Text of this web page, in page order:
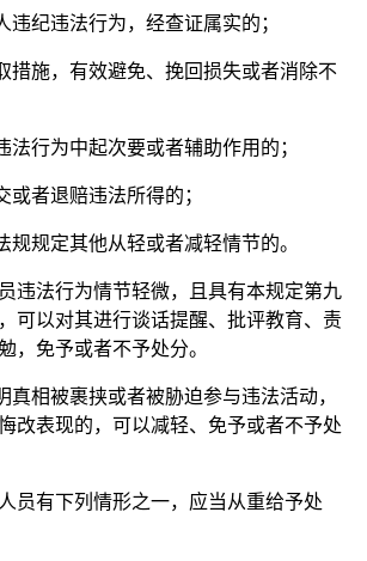
纪违法行为，经查证属实的；
施，有效避免、挽回损失或者消除不
行为中起次要或者辅助作用的；
者退赔违法所得的；
规定其他从轻或者减轻情节的。
违法行为情节轻微，且具有本规定第九
可以对其进行谈话提醒、批评教育、责
，免予或者不予处分。
相被裹挟或者被胁迫参与违法活动，
改表现的，可以减轻、免予或者不予处
员有下列情形之一，应当从重给予处